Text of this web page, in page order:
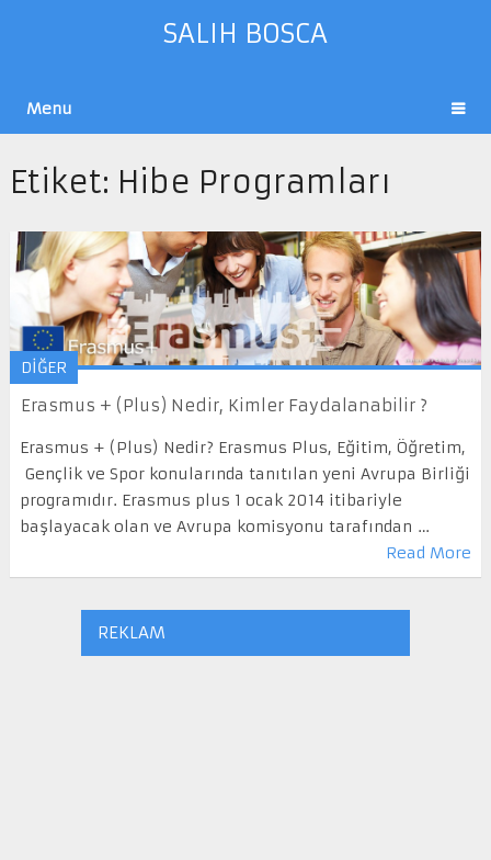
SALIH BOSCA
Menu
Etiket: Hibe Programları
DİĞER
Erasmus + (Plus) Nedir, Kimler Faydalanabilir ?
Erasmus + (Plus) Nedir? Erasmus Plus, Eğitim, Öğretim,
Gençlik ve Spor konularında tanıtılan yeni Avrupa Birliği
programıdır. Erasmus plus 1 ocak 2014 itibariyle
başlayacak olan ve Avrupa komisyonu tarafından …
Read More
REKLAM